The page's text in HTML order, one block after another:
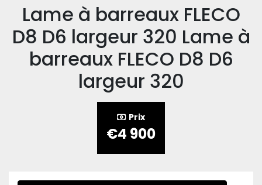
Lame à barreaux FLECO
D8 D6 largeur 320 Lame à
barreaux FLECO D8 D6
largeur 320
Prix
€4 900